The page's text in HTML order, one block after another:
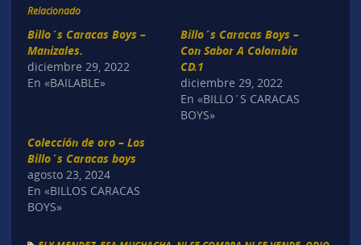
Relacionado
Billo´s Caracas Boys –
Manizales.
diciembre 29, 2022
En «BAILABLE»
Billo´s Caracas Boys –
Con Sabor A Colombia
CD.1
diciembre 29, 2022
En «BILLO´S CARACAS
BOYS»
Colección de oro – Los
Billo´s Caracas boys
agosto 23, 2024
En «BILLOS CARACAS
BOYS»